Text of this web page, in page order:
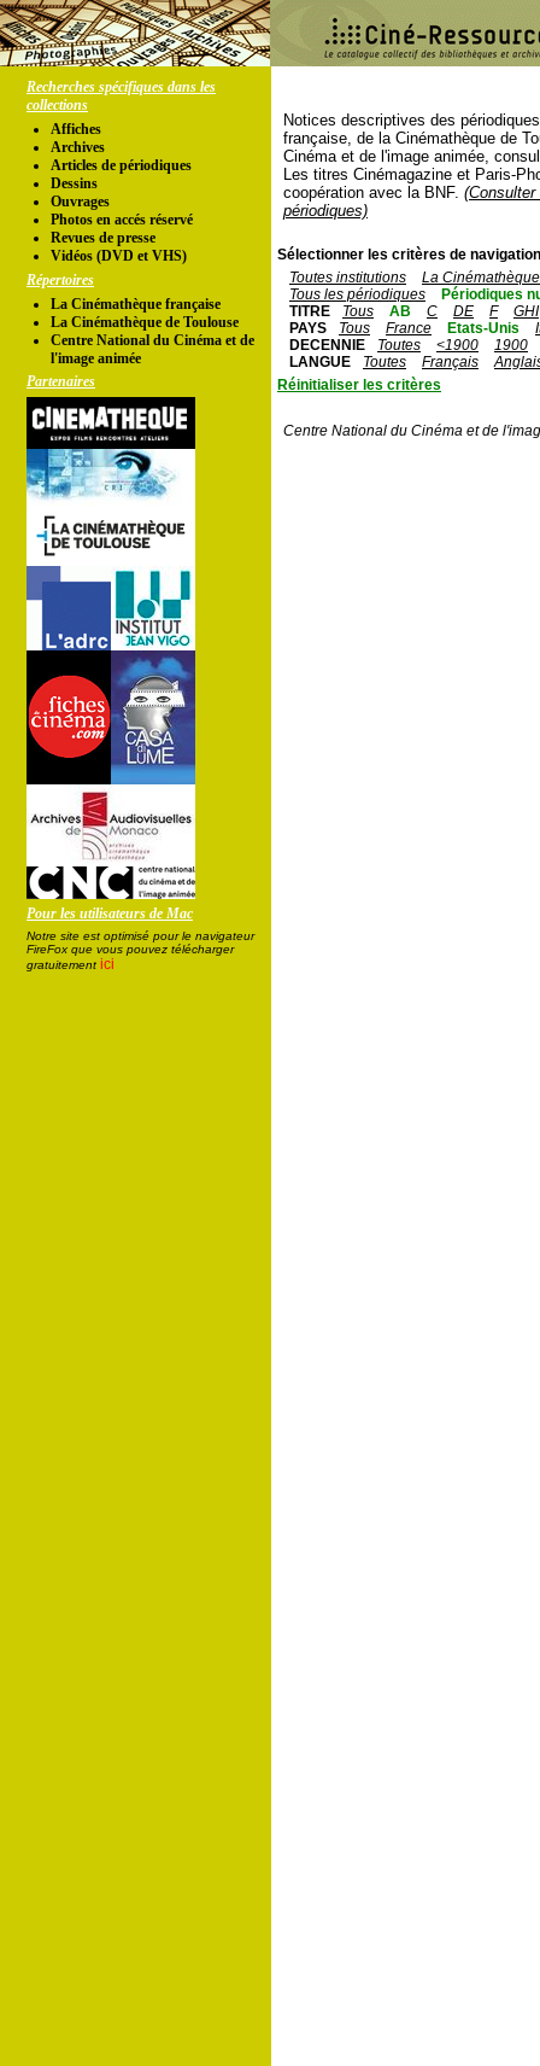
Recherches spécifiques dans les
collections
Affiches
Archives
Articles de périodiques
Dessins
Ouvrages
Photos en accés réservé
Revues de presse
Vidéos (DVD et VHS)
Répertoires
La Cinémathèque française
La Cinémathèque de Toulouse
Centre National du Cinéma et de
l'image animée
Partenaires
Pour les utilisateurs de Mac
Notre site est optimisé pour le navigateur
FireFox que vous pouvez télécharger
gratuitement ici
Notices descriptives des
française, de la Cinémathèque de
Cinéma et de l'image animée,
Les titres Cinémagazine et Paris-
coopération avec la BNF.
périodiques)
Sélectionner les critères de
Toutes institutions
La
Tous les périodiques
Périodiques
TITRE
Tous AB C DE F
GHI
PAYS
Tous France Etats-Unis
DECENNIE
Toutes <1900
1900
LANGUE
Toutes Français
Réinitialiser les critères
Centre National du Cinéma et de